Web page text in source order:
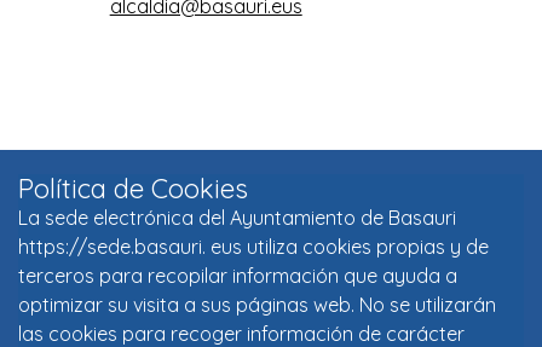
Política de Cookies
La sede electrónica del Ayuntamiento de Basauri
https://sede.basauri. eus utiliza cookies propias y de
terceros para recopilar información que ayuda a
optimizar su visita a sus páginas web. No se utilizarán
las cookies para recoger información de carácter